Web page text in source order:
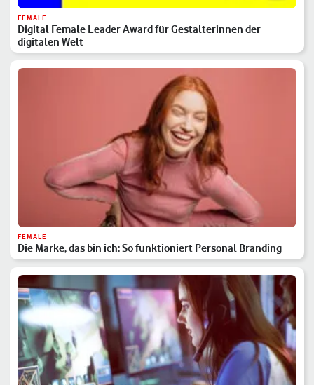
FEMALE
Digital Female Leader Award für Gestalterinnen der
digitalen Welt
FEMALE
Die Marke, das bin ich: So funktioniert Personal Branding